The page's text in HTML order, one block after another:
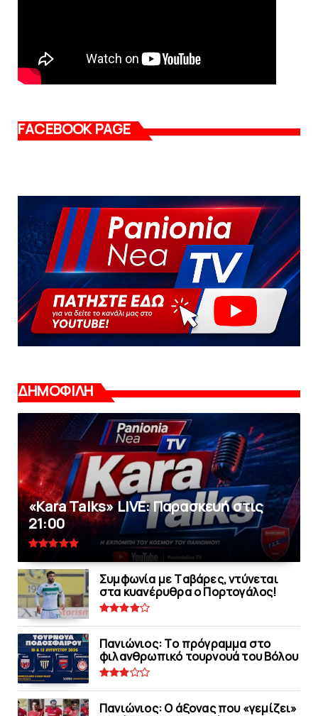
FACEBOOK PAGE
ΔΗΜΟΦΙΛΗ
«Kara Talks» LIVE: Παρασκευή στις
21:00
Συμφωνία με Tαβάρες, ντύνεται
στα κυανέρυθρα ο Πορτογάλος!
Πανιώνιoς: Tο πρόγραμμα στο
φιλανθρωπικό τουρνουά του Bόλου
Πανιώνιος: O άξονας που «γεμίζει»